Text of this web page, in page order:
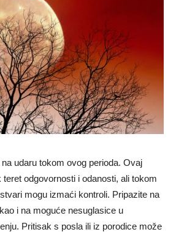
udaru tokom ovog perioda. Ovaj
odgovornosti i odanosti, ali tokom
mogu izmaći kontroli. Pripazite na
i na moguće nesuglasice u
Pritisak s posla ili iz porodice može